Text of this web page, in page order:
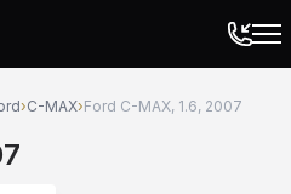
›C-MAX›Ford C-MAX, 1.6, 2007